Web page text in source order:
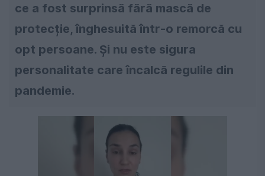
ce a fost surprinsă fără mască de
protecție, înghesuită într-o remorcă cu
opt persoane. Și nu este sigura
personalitate care încalcă regulile din
pandemie.